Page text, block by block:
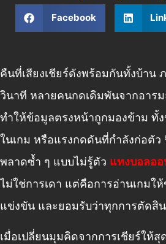
Facebook
คืนที่เสียงเชียร์ดังพร้อมกันทั้งบ้าน
วินาที หลายคนกดเดิมพันจากอาร
ทำให้ข้อมูลตรงหน้าถูกมองข้าม ทั้
ในเกม หรือแรงกดดันที่กำลังก่อตัว
พลาดซ้ำ ๆ แบบไม่รู้ตัว แทงบอลอ
ไม่ใช่การเดา แต่คือการอ่านเกมใ
แข่งขัน และยอมรับว่าทุกการตัดสิ
เมื่อเปลี่ยนมุมคิดจากการเชียร์ให้สุ